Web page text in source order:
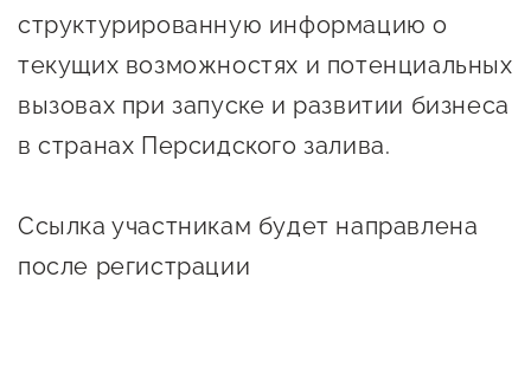
О центре
Календарь
мероприятий для
предпринимателей
Поддержка центра
О центре
мероприятий для
предпринимателей
Центр финансовой
О центре
Проекты
технологического и
структурированную информацию о
текущих возможностях и потенциальных
вызовах при запуске и развитии бизнеса
в странах Персидского залива.
Ссылка участникам будет направлена
после регистрации